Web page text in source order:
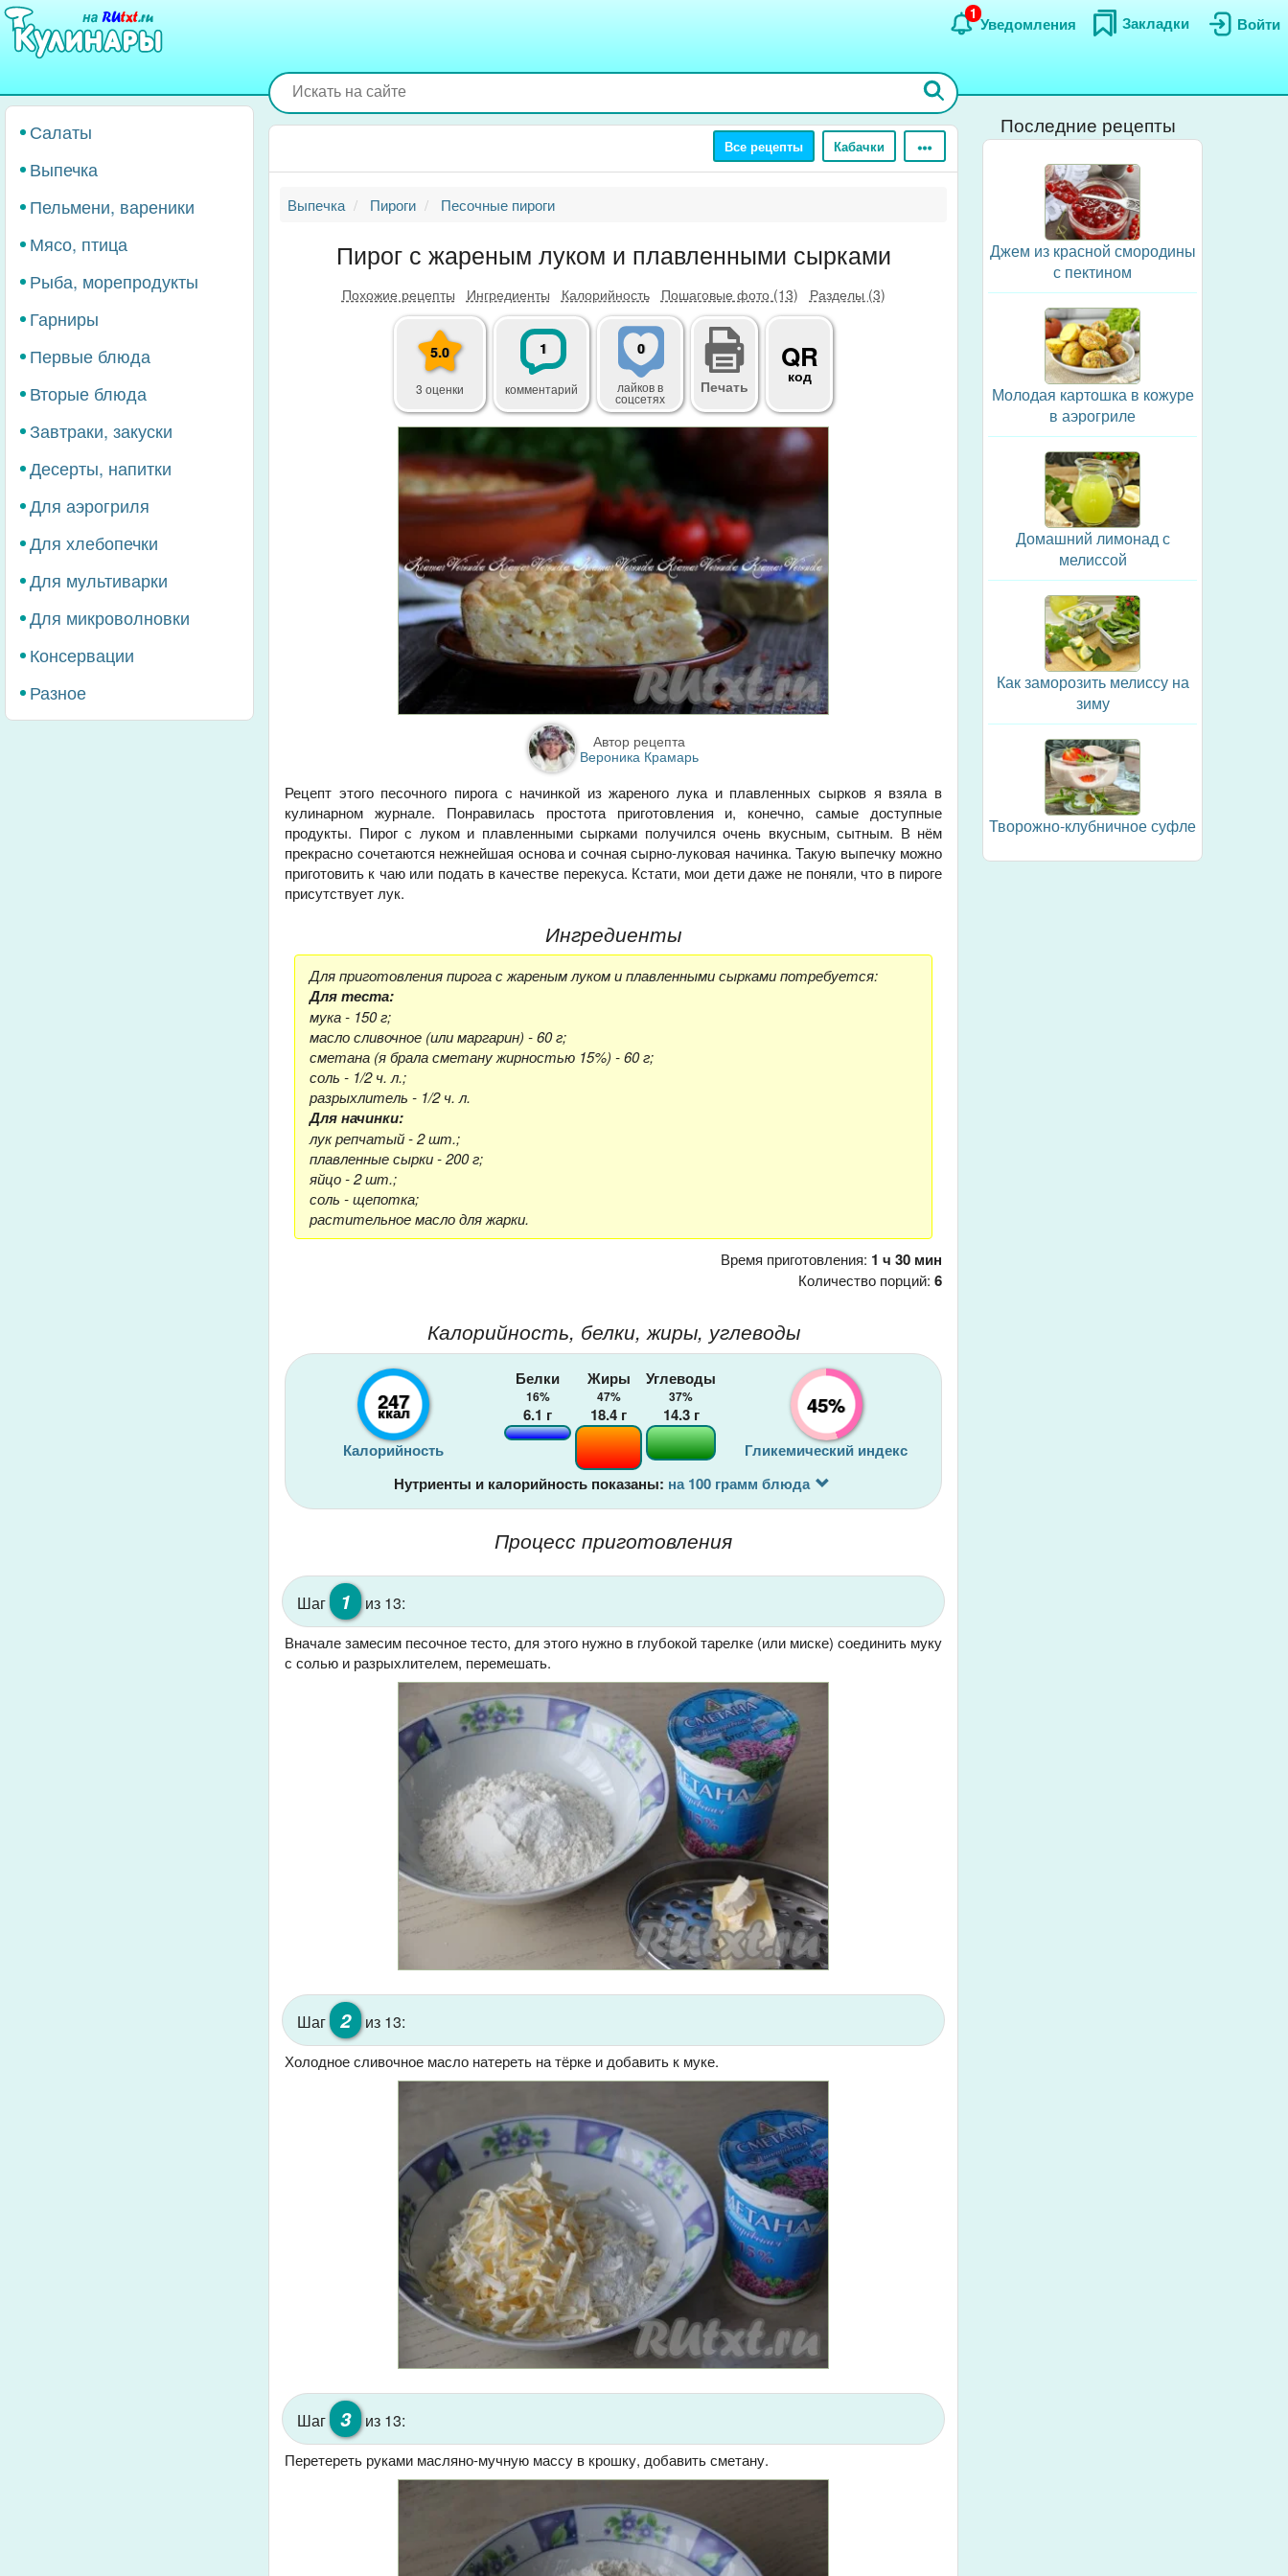
Перейти
основному
Войти
Закладки
Уведомления
1
Салаты
Выпечка
Пельмени, вареники
Мясо, птица
Рыба, морепродукты
Гарниры
Первые блюда
Вторые блюда
Завтраки, закуски
Десерты, напитки
Для аэрогриля
Для хлебопечки
Для мультиварки
Для микроволновки
Консервации
Разное
Все рецепты Кабачки
Выпечка Пироги Песочные пироги
Пирог с жареным луком и плавленными сырками
Похожие рецепты Ингредиенты Калорийность Пошаговые фото (13) Разделы (3)
5.0
3 оценки
1
комментарий
0
лайковв
соцсетях
Печать
QR
код
Автор рецепта
Вероника Крамарь
Рецепт этого песочного пирога с начинкой из жареного лука и плавленных сырков я взяла в
кулинарном журнале. Понравилась простота приготовления и, конечно, самые доступные
продукты. Пирог с луком и плавленными сырками получился очень вкусным, сытным. В нём
прекрасно сочетаются нежнейшая основа и сочная сырно-луковая начинка. Такую выпечку можно
приготовить к чаю или подать в качестве перекуса. Кстати, мои дети даже не поняли, что в пироге
присутствует лук.
Ингредиенты
Для приготовления пирога с жареным луком и плавленными сырками потребуется:
Для теста:
мука - 150 г;
масло сливочное (или маргарин) - 60 г;
сметана (я брала сметану жирностью 15%) - 60 г;
соль - 1/2 ч. л.;
разрыхлитель - 1/2 ч. л.
Для начинки:
лук репчатый - 2 шт.;
плавленные сырки - 200 г;
яйцо - 2 шт.;
соль - щепотка;
растительное масло для жарки.
Время приготовления: 1 ч 30 мин
Количество порций: 6
Калорийность, белки, жиры, углеводы
247
ккал
Калорийность
Белки
16%
6.1 г
Жиры
47%
18.4 г
Углеводы
37%
14.3г 45%
Гликемический индекс
Нутриенты и калорийность показаны: на 100 грамм блюда
Процесс приготовления
Шаг 1 из 13:
Вначале замесим песочное тесто, для этого нужно в глубокой тарелке (или миске) соединить муку
с солью и разрыхлителем, перемешать.
Шаг 2 из 13:
Холодное сливочное масло натереть на тёрке и добавить к муке.
Шаг 3 из 13:
Перетереть руками масляно-мучную массу в крошку, добавить сметану.
Последние рецепты
Джем из красной смородины
с пектином
Молодая картошка в кожуре
в аэрогриле
Домашний лимонад с
мелиссой
Как заморозить мелиссу на
зиму
Творожно-клубничное суфле